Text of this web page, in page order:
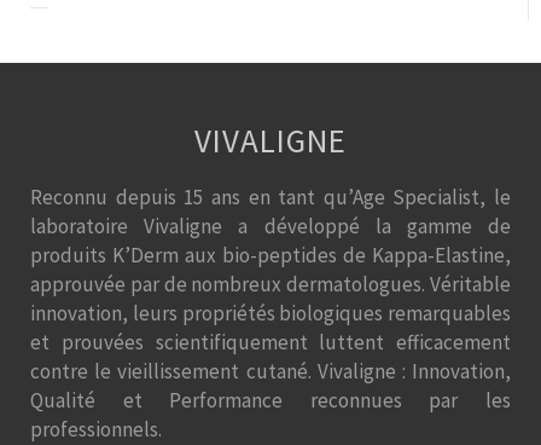
VIVALIGNE
Reconnu depuis 15 ans en tant qu’Age Specialist, le
laboratoire Vivaligne a développé la gamme de
produits K’Derm aux bio-peptides de Kappa-Elastine,
approuvée par de nombreux dermatologues. Véritable
innovation, leurs propriétés biologiques remarquables
et prouvées scientifiquement luttent efficacement
contre le vieillissement cutané. Vivaligne : Innovation,
Qualité et Performance reconnues par les
professionnels.